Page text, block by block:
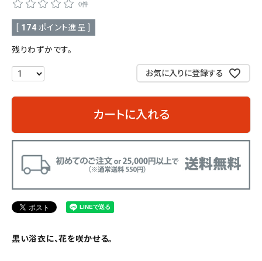
0件
174 ポイント進呈 ]
残りわずかです。
お気に入りに登録する
カートに入れる
黒い浴衣に、花を咲かせる。